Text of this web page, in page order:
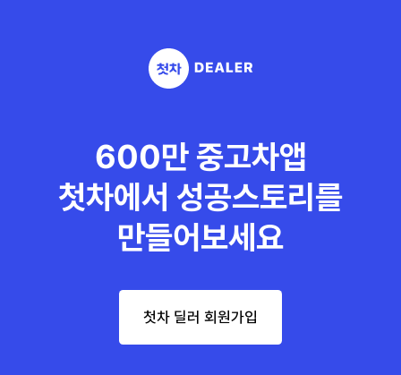
600만 중고차앱
첫차에서 성공스토리를
만들어보세요
첫차 딜러 회원가입